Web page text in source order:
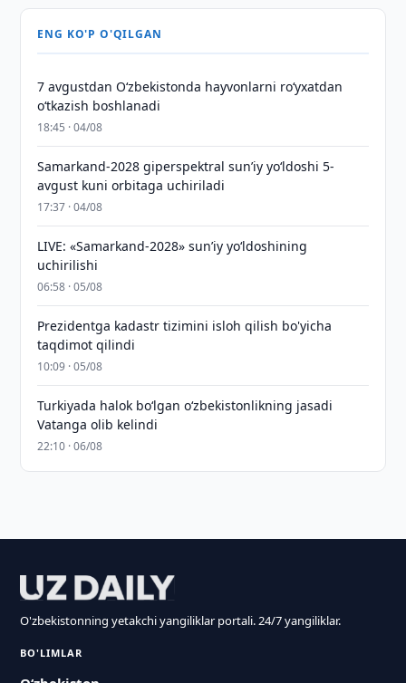
ENG KO'P O'QILGAN
7 avgustdan O‘zbekistonda hayvonlarni ro‘yxatdan
o‘tkazish boshlanadi
18:45 · 04/08
Samarkand-2028 giperspektral sun’iy yo‘ldoshi 5-
avgust kuni orbitaga uchiriladi
17:37 · 04/08
LIVE: «Samarkand-2028» sun’iy yo‘ldoshining
uchirilishi
06:58 · 05/08
Prezidentga kadastr tizimini isloh qilish bo'yicha
taqdimot qilindi
10:09 · 05/08
Turkiyada halok bo‘lgan o‘zbekistonlikning jasadi
Vatanga olib kelindi
22:10 · 06/08
O'zbekistonning yetakchi yangiliklar portali. 24/7 yangiliklar.
BO'LIMLAR